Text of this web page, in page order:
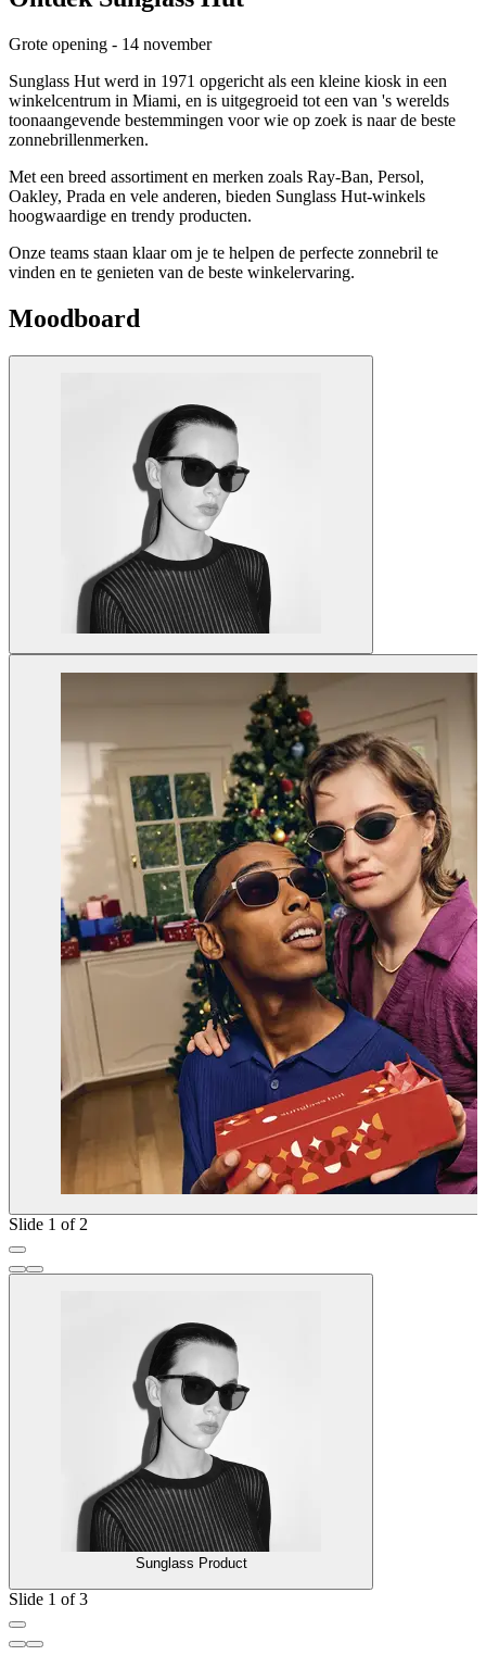
Grote opening - 14 november
Sunglass Hut werd in 1971 opgericht als een kleine kiosk in een
winkelcentrum in Miami, en is uitgegroeid tot een van 's werelds
toonaangevende bestemmingen voor wie op zoek is naar de beste
zonnebrillenmerken.
Met een breed assortiment en merken zoals Ray-Ban, Persol,
Oakley, Prada en vele anderen, bieden Sunglass Hut-winkels
hoogwaardige en trendy producten.
Onze teams staan klaar om je te helpen de perfecte zonnebril te
vinden en te genieten van de beste winkelervaring.
Moodboard
Slide 1 of 2
Sunglass Product
Slide 1 of 3